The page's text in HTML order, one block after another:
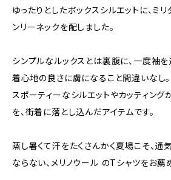
ゆったりとしたボックスシルエットに、ミ
ンリーネックを配しました。
シンプルなルックスとは裏腹に、一度袖
着心地の良さに虜になること間違いなし。
スポーティーなシルエットやカッティング
を、街着に落とし込んだアイテムです。
蒸し暑くて汗をたくさんかく夏場こそ、
ならない、メリノウール のTシャツをお薦